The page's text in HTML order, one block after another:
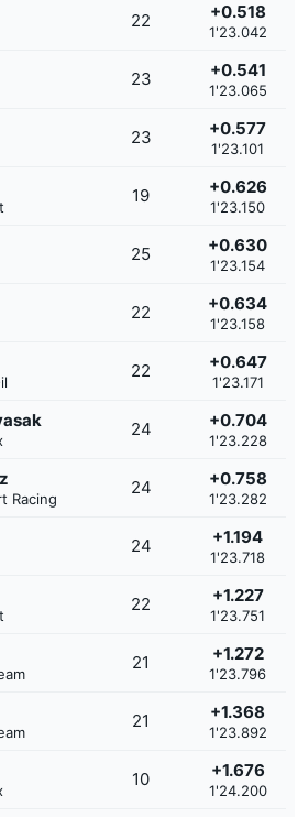
22 +0.518
1'23.042
23 +0.541
1'23.065
23 +0.577
1'23.101
19 +0.626
1'23.150
25 +0.630
1'23.154
22 +0.634
1'23.158
22 +0.647
1'23.171
24 +0.704
1'23.228
Racing
24 +0.758
1'23.282
24 +1.194
1'23.718
22 +1.227
1'23.751
21 +1.272
1'23.796
21 +1.368
1'23.892
10 +1.676
1'24.200